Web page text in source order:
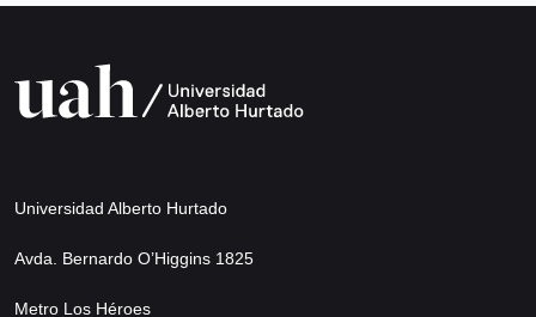
Universidad Alberto Hurtado
Avda. Bernardo O’Higgins 1825
Metro Los Héroes